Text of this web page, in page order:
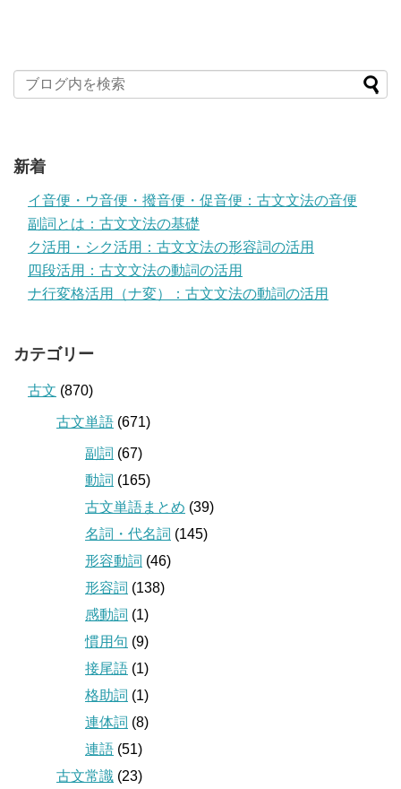
新着
イ音便・ウ音便・撥音便・促音便：古文文法の音便
副詞とは：古文文法の基礎
ク活用・シク活用：古文文法の形容詞の活用
四段活用：古文文法の動詞の活用
ナ行変格活用（ナ変）：古文文法の動詞の活用
カテゴリー
古文 (870)
古文単語 (671)
副詞 (67)
動詞 (165)
古文単語まとめ (39)
名詞・代名詞 (145)
形容動詞 (46)
形容詞 (138)
感動詞 (1)
慣用句 (9)
接尾語 (1)
格助詞 (1)
連体詞 (8)
連語 (51)
古文常識 (23)